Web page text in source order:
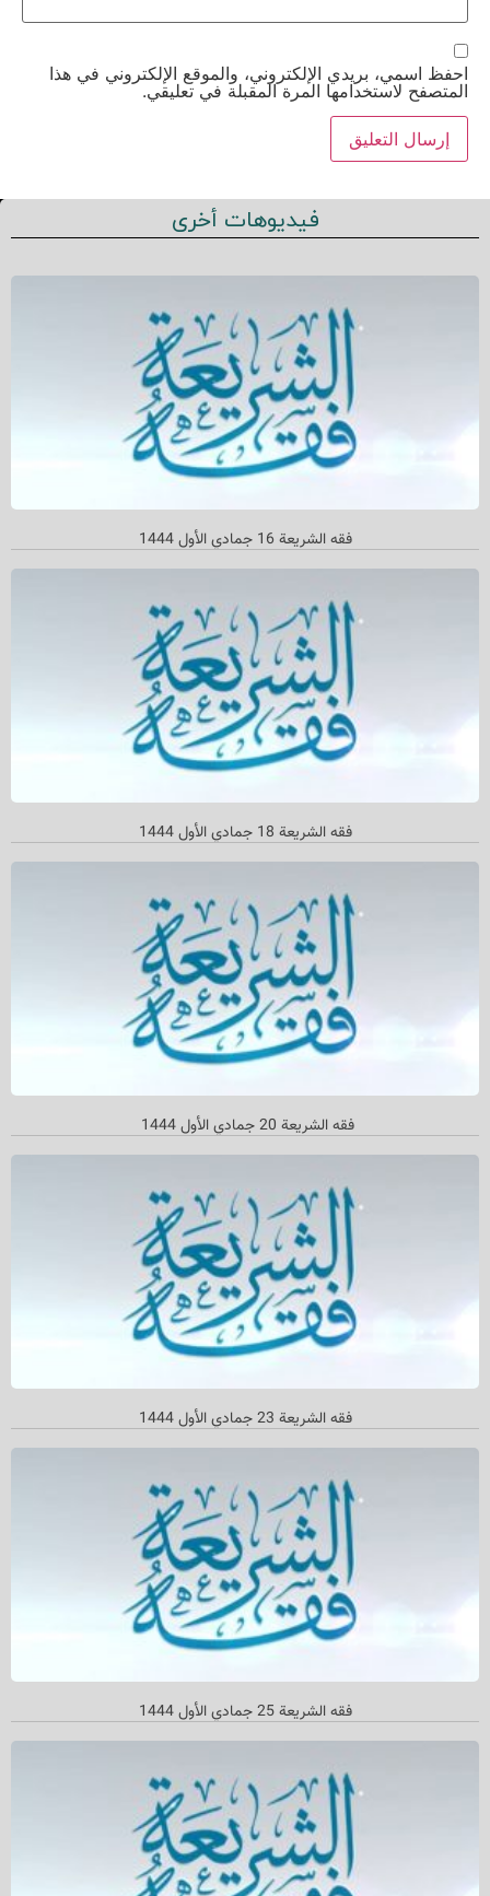
احفظ اسمي، بريدي الإلكتروني، والموقع الإلكتروني في هذا
المتصفح لاستخدامها المرة المقبلة في تعليقي.
فيديوهات أخرى
فقه الشریعة 16 جمادي الأول 1444
فقه الشریعة 18 جمادي الأول 1444
فقه الشريعة 20 جمادي الأول 1444
فقه الشریعة 23 جمادي الأول 1444
فقه الشريعة 25 جمادي الأول 1444